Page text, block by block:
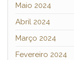
Maio 2024
Abril 2024
Março 2024
Fevereiro 2024